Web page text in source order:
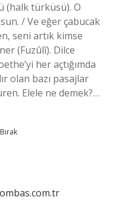
(halk türküsü). O
/ Ve eğer çabucak
seni artık kimse
(Fuzûlî). Dilce
her açtığımda
olan bazı pasajlar
Elele ne demek?…